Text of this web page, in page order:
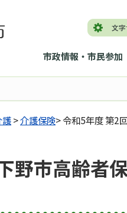
市政情報・市民参加
護>介護保険> 令和5年度 第2
野市高齢者